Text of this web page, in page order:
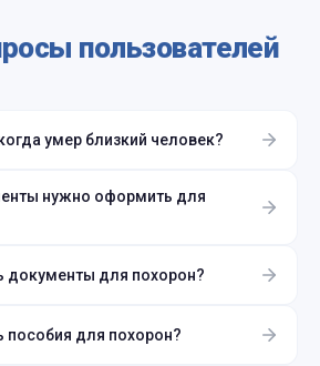
пользователей
умер близкий человек?
нужно оформить для
документы для похорон?
пособия для похорон?